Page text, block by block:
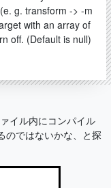
g. transform -> -m
with an array of
off. (Default is null)
イル内にコンパイル
のではないかな、と探